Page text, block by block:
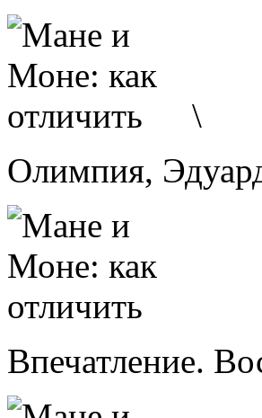
\
Олимпия,
Впечатление.